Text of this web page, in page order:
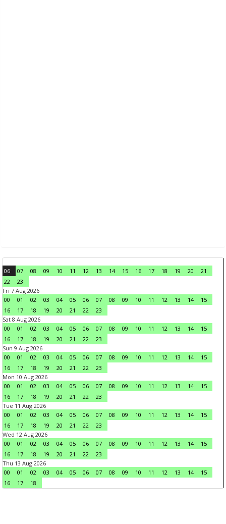
06 07 08 09 10 11 12 13 14 15 16 17 18 19 20
21
22
23
Fri 7 Aug 2026
00
01 02 03 04 05 06 07 08 09 10 11 12 13 14
15
16
17 18 19 20 21 22
23
Sat 8 Aug 2026
00
01 02 03 04 05 06 07 08 09 10 11 12 13 14
15
16
17 18 19 20 21 22
23
Sun 9 Aug 2026
00
01 02 03 04 05 06 07 08 09 10 11 12 13 14
15
16
17 18 19 20 21 22
23
Mon 10 Aug 2026
00
01 02 03 04 05 06 07 08 09 10 11 12 13 14
15
16
17 18 19 20 21 22
23
Tue 11 Aug 2026
00
01 02 03 04 05 06 07 08 09 10 11 12 13 14
15
16
17 18 19 20 21 22
23
Wed 12 Aug 2026
00
01 02 03 04 05 06 07 08 09 10 11 12 13 14
15
16
17 18 19 20 21 22
23
Thu 13 Aug 2026
00
01 02 03 04 05 06 07 08 09 10 11 12 13 14
15
16
17 18